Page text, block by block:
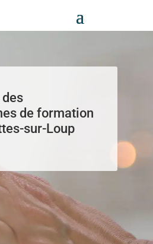
de formation
sur-Loup